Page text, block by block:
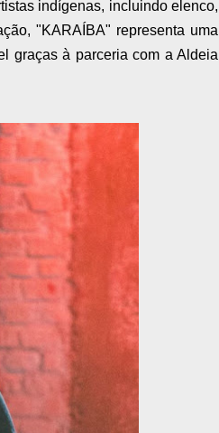
indígenas, incluindo elenco,
"KARAÍBA" representa uma
graças à parceria com a Aldeia